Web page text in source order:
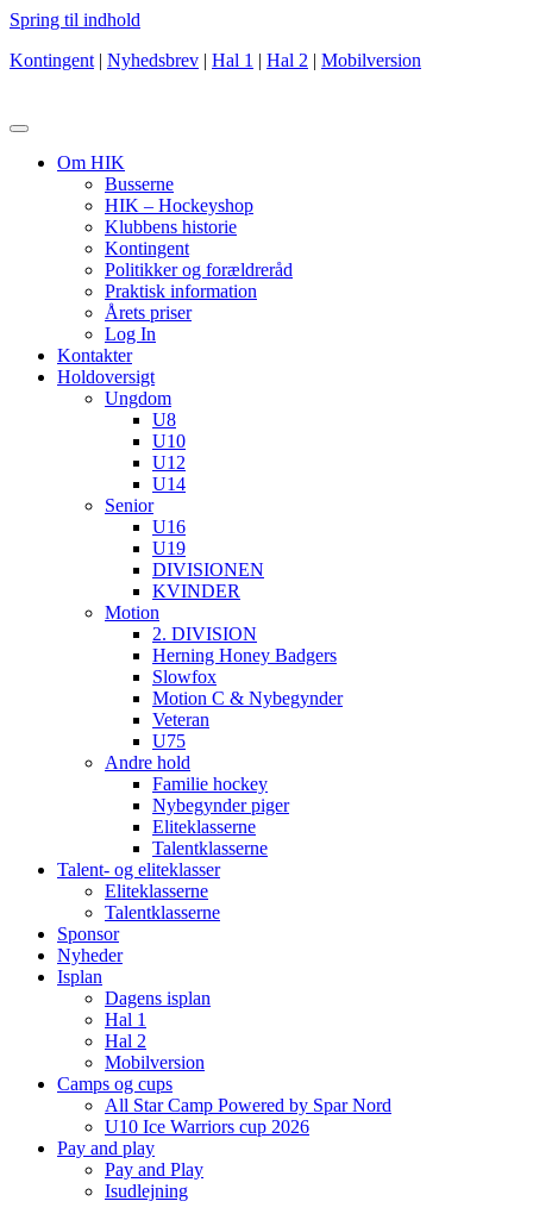
Spring til indhold
Kontingent | Nyhedsbrev | Hal 1 | Hal 2 | Mobilversion
Om HIK
Busserne
HIK – Hockeyshop
Klubbens historie
Kontingent
Politikker og forældreråd
Praktisk information
Årets priser
Log In
Kontakter
Holdoversigt
Ungdom
U8
U10
U12
U14
Senior
U16
U19
DIVISIONEN
KVINDER
Motion
2. DIVISION
Herning Honey Badgers
Slowfox
Motion C & Nybegynder
Veteran
U75
Andre hold
Familie hockey
Nybegynder piger
Eliteklasserne
Talentklasserne
Talent- og eliteklasser
Eliteklasserne
Talentklasserne
Sponsor
Nyheder
Isplan
Dagens isplan
Hal 1
Hal 2
Mobilversion
Camps og cups
All Star Camp Powered by Spar Nord
U10 Ice Warriors cup 2026
Pay and play
Pay and Play
Isudlejning